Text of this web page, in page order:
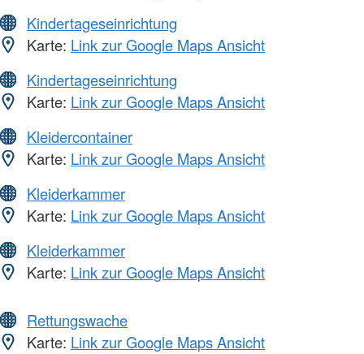
Kindertageseinrichtung
Karte: Link zur Google Maps Ansicht
Kindertageseinrichtung
Karte: Link zur Google Maps Ansicht
Kleidercontainer
Karte: Link zur Google Maps Ansicht
Kleiderkammer
Karte: Link zur Google Maps Ansicht
Kleiderkammer
Karte: Link zur Google Maps Ansicht
Rettungswache
Karte: Link zur Google Maps Ansicht